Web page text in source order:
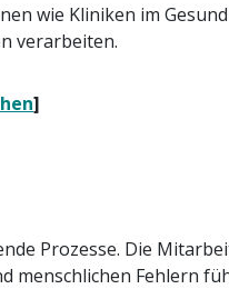
wie Kliniken im
verarbeiten.
]
Prozesse. Die
menschlichen Fehlern